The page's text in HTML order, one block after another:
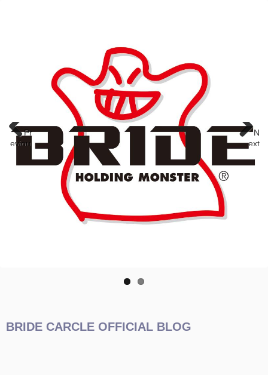
Pr
eviou
N
ext
BRIDE CARCLE OFFICIAL BLOG